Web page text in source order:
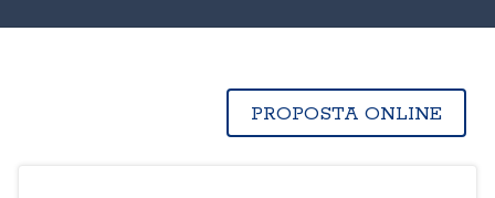
PROPOSTA ONLINE